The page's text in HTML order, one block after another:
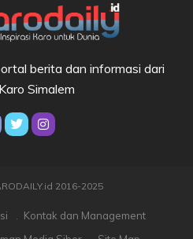
berita dan informasi dari
Simalem
2016-2025
Kontak dan Management